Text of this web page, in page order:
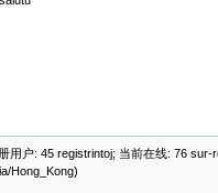
用户: 45 registrintoj; 当前在线: 76
Hong_Kong)